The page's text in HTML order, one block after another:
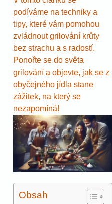
podíváme na techniky a
tipy, které vám pomohou
zvládnout grilování krůty
bez strachu a s radostí.
Ponořte se do světa
grilování a objevte, jak se z
obyčejného jídla stane
zážitek, na který se
nezapomíná!
Obsah